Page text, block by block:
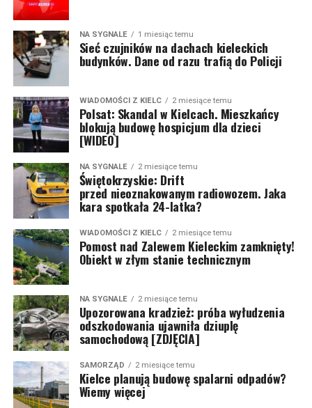
NA SYGNALE 1 miesiąc temu
Sieć czujników na dachach kieleckich
budynków. Dane od razu trafią do Policji
WIADOMOŚCI Z KIELC 2 miesiące temu
Polsat: Skandal w Kielcach. Mieszkańcy
blokują budowę hospicjum dla dzieci
[WIDEO]
NA SYGNALE 2 miesiące temu
Świętokrzyskie: Drift
przed nieoznakowanym radiowozem. Jaka
kara spotkała 24-latka?
WIADOMOŚCI Z KIELC 2 miesiące temu
Pomost nad Zalewem Kieleckim zamknięty!
Obiekt w złym stanie technicznym
NA SYGNALE 2 miesiące temu
Upozorowana kradzież: próba wyłudzenia
odszkodowania ujawniła dziuplę
samochodową [ZDJĘCIA]
SAMORZĄD 2 miesiące temu
Kielce planują budowę spalarni odpadów?
Wiemy więcej